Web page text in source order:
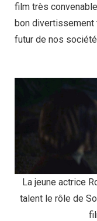
film très
bon divertissement
futur de nos
La jeune actrice
talent le rôle de